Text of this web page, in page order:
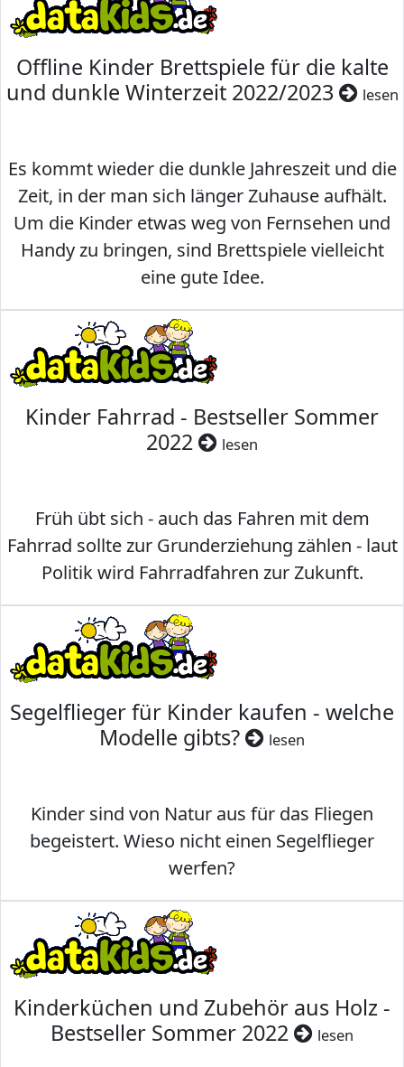
Offline Kinder Brettspiele für die kalte
und dunkle Winterzeit 2022/2023
lesen
Es kommt wieder die dunkle Jahreszeit und die
Zeit, in der man sich länger Zuhause aufhält.
Um die Kinder etwas weg von Fernsehen und
Handy zu bringen, sind Brettspiele vielleicht
eine gute Idee.
Kinder Fahrrad - Bestseller Sommer
2022
lesen
Früh übt sich - auch das Fahren mit dem
Fahrrad sollte zur Grunderziehung zählen - laut
Politik wird Fahrradfahren zur Zukunft.
Segelflieger für Kinder kaufen - welche
Modelle gibts?
lesen
Kinder sind von Natur aus für das Fliegen
begeistert. Wieso nicht einen Segelflieger
werfen?
Kinderküchen und Zubehör aus Holz -
Bestseller Sommer 2022
lesen